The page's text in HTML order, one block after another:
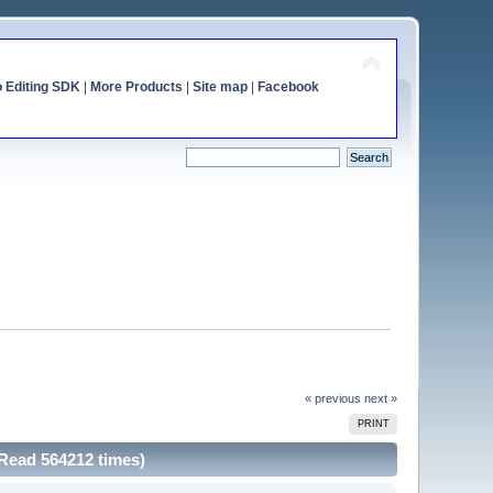
Editing SDK| More Products Site map| Facebook
« previous next »
PRINT
564212 times)